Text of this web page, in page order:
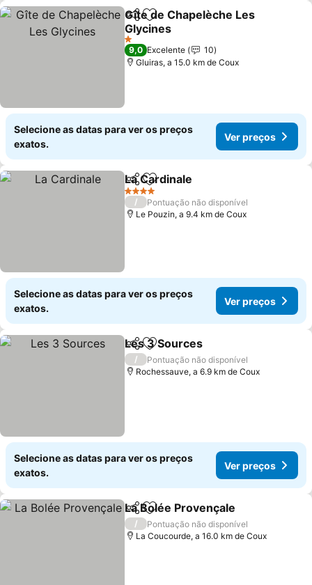
PartilharAdicionar aos favoritos
Gîte de Chapelèche Les
Glycines
Ver preços
1 Estrelas
9,0 Excelente
10
Gluiras, a 15.0 km de Coux
Selecione as datas para ver os preços
exatos.
Ver preços
PartilharAdicionar aos favoritos
La Cardinale
4 Estrelas
/
Pontuação não disponível
Le Pouzin, a 9.4 km de Coux
Selecione as datas para ver os preços
exatos.
Ver preços
PartilharAdicionar aos favoritos
Les 3 Sources
/
Pontuação não disponível
Rochessauve, a 6.9 km de Coux
Selecione as datas para ver os preços
exatos.
Ver preços
PartilharAdicionar aos favoritos
La Bolée Provençale
/
Pontuação não disponível
La Coucourde, a 16.0 km de Coux